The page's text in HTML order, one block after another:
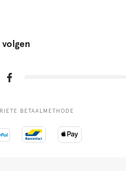
BETAALMETHODE